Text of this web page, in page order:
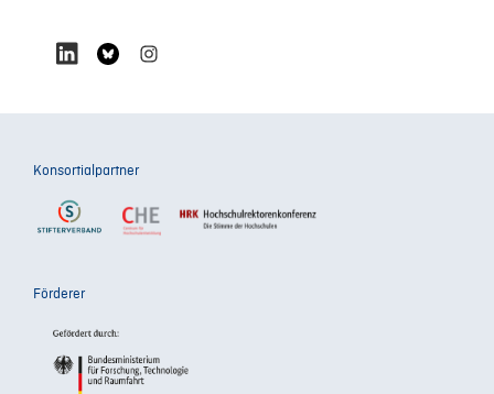
Konsortialpartner
Förderer